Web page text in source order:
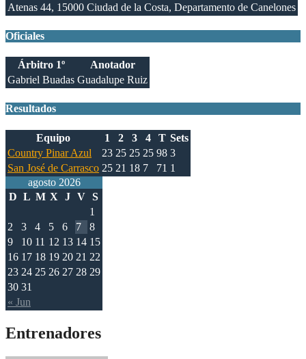
Atenas 44, 15000 Ciudad de la Costa, Departamento de Canelones
Oficiales
Árbitro 1º
Anotador
Gabriel Buadas Guadalupe Ruiz
Resultados
Equipo 1 2 3 4 T Sets
Country Pinar Azul
23 25 25 25 98 3
San José de Carrasco 25 21 18 7 71 1
agosto 2026
D L M X J V S
« Jun
1
2
3 4 5 6 7
8
9
10 11 12 13 14 15
16 17 18 19 20 21 22
23 24 25 26 27 28 29
30 31
Entrenadores